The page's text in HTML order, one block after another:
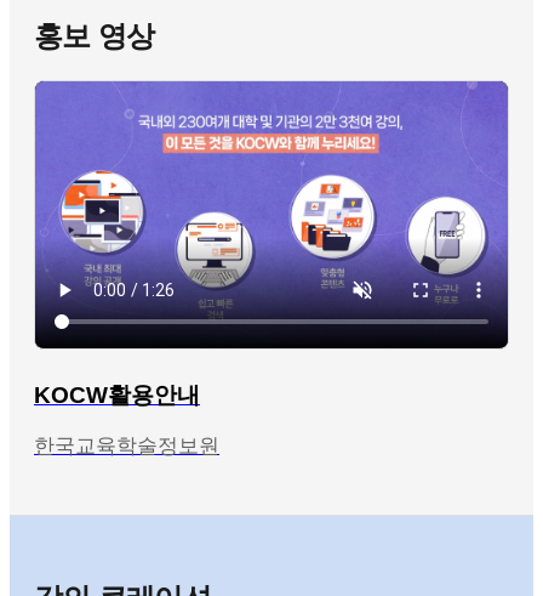
홍보 영상
KOCW활용안내
한국교육학술정보원